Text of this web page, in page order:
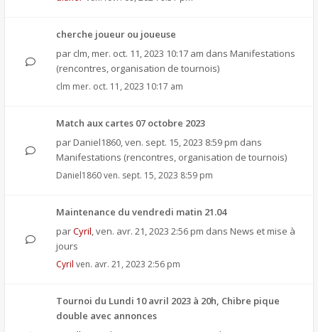
cherche joueur ou joueuse
par clm, mer. oct. 11, 2023 10:17 am dans Manifestations
(rencontres, organisation de tournois)
clm mer. oct. 11, 2023 10:17 am
Match aux cartes 07 octobre 2023
par Daniel1860,ven. sept. 15, 2023 8:59 pm dans
Manifestations (rencontres, organisation de tournois)
Daniel1860ven. sept. 15, 2023 8:59 pm
Maintenance du vendredi matin 21.04
parCyril,ven. avr. 21, 2023 2:56 pm dans News et mise à
jours
Cyril ven. avr. 21, 2023 2:56 pm
Tournoi du Lundi 10 avril 2023 à 20h, Chibre pique
double avec annonces